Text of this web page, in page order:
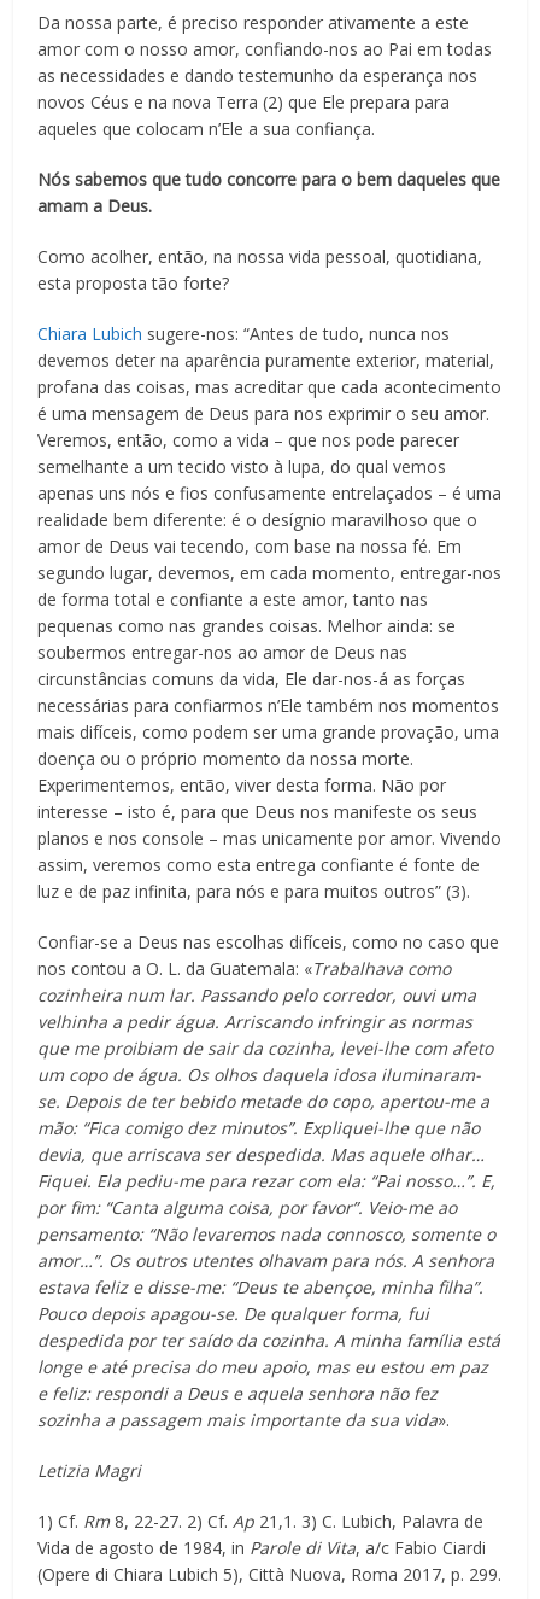
Da nossa parte, é preciso responder ativamente a este
amor com o nosso amor, confiando-nos ao Pai em todas
as necessidades e dando testemunho da esperança nos
novos Céus e na nova Terra (2) que Ele prepara para
aqueles que colocam n’Ele a sua confiança.
Nós sabemos que tudo concorre para o bem daqueles que
amam a Deus.
Como acolher, então, na nossa vida pessoal, quotidiana,
esta proposta tão forte?
Chiara Lubich sugere-nos: “Antes de tudo, nunca nos
devemos deter na aparência puramente exterior, material,
profana das coisas, mas acreditar que cada acontecimento
é uma mensagem de Deus para nos exprimir o seu amor.
Veremos, então, como a vida – que nos pode parecer
semelhante a um tecido visto à lupa, do qual vemos
apenas uns nós e fios confusamente entrelaçados – é uma
realidade bem diferente: é o desígnio maravilhoso que o
amor de Deus vai tecendo, com base na nossa fé. Em
segundo lugar, devemos, em cada momento, entregar-nos
de forma total e confiante a este amor, tanto nas
pequenas como nas grandes coisas. Melhor ainda: se
soubermos entregar-nos ao amor de Deus nas
circunstâncias comuns da vida, Ele dar-nos-á as forças
necessárias para confiarmos n’Ele também nos momentos
mais difíceis, como podem ser uma grande provação, uma
doença ou o próprio momento da nossa morte.
Experimentemos, então, viver desta forma. Não por
interesse – isto é, para que Deus nos manifeste os seus
planos e nos console – mas unicamente por amor. Vivendo
assim, veremos como esta entrega confiante é fonte de
luz e de paz infinita, para nós e para muitos outros” (3).
Confiar-se a Deus nas escolhas difíceis, como no caso que
nos contou a O. L. da Guatemala: «Trabalhava como
cozinheira num lar. Passando pelo corredor, ouvi uma
velhinha a pedir água. Arriscando infringir as normas
que me proibiam de sair da cozinha, levei-lhe com afeto
um copo de água. Os olhos daquela idosa iluminaram-
se. Depois de ter bebido metade do copo, apertou-me a
mão: “Fica comigo dez minutos”. Expliquei-lhe que não
devia, que arriscava ser despedida. Mas aquele olhar…
Fiquei. Ela pediu-me para rezar com ela: “Pai nosso…”. E,
por fim: “Canta alguma coisa, por favor”. Veio-me ao
pensamento: “Não levaremos nada connosco, somente o
amor…”. Os outros utentes olhavam para nós. A senhora
estava feliz e disse-me: “Deus te abençoe, minha filha”.
Pouco depois apagou-se. De qualquer forma, fui
despedida por ter saído da cozinha. A minha família está
longe e até precisa do meu apoio, mas eu estou em paz
e feliz: respondi a Deus e aquela senhora não fez
sozinha a passagem mais importante da sua vida».
Letizia Magri
1) Cf. Rm8, 22-27. 2) Cf.Ap 21,1. 3) C. Lubich, Palavra de
Vida de agosto de 1984, in Parole di Vita, a/c Fabio Ciardi
(Opere di Chiara Lubich 5), Città Nuova, Roma 2017, p. 299.